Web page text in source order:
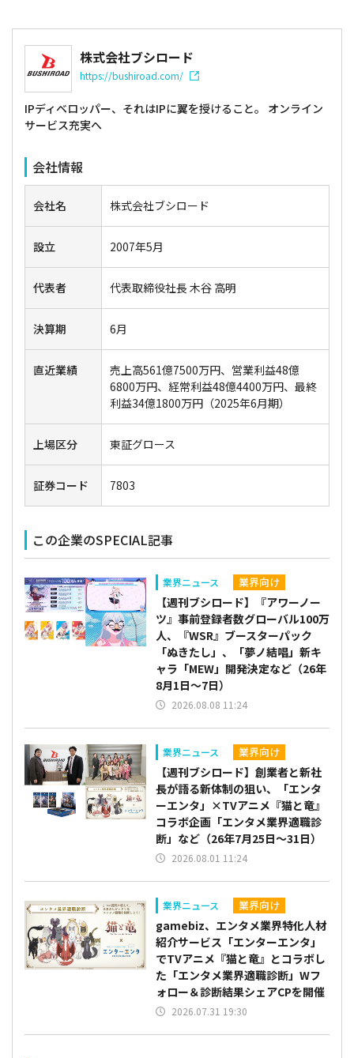
株式会社ブシロード
https://bushiroad.com/
IPディベロッパー、それはIPに翼を授けること。 オンライン
サービス充実へ
会社情報
会社名 株式会社ブシロード
設立 2007年5月
代表者 代表取締役社長 木谷 高明
決算期 6月
直近業績
売上高561億7500万円、営業利益48億
6800万円、経常利益48億4400万円、最終
利益34億1800万円（2025年6月期）
上場区分 東証グロース
証券コード 7803
この企業のSPECIAL記事
業界ニュース 業界向け
【週刊ブシロード】『アワーノー
ツ』事前登録者数グローバル100万
人、『WSR』ブースターパック
「ぬきたし」、「夢ノ結唱」新キ
ャラ「MEW」開発決定など（26年
8月1日～7日）
2026.08.08 11:24
業界ニュース 業界向け
【週刊ブシロード】創業者と新社
長が語る新体制の狙い、「エンタ
ーエンタ」×TVアニメ『猫と竜』
コラボ企画「エンタメ業界適職診
断」など（26年7月25日～31日）
2026.08.01 11:24
業界ニュース 業界向け
gamebiz、エンタメ業界特化人材
紹介サービス「エンターエンタ」
でTVアニメ『猫と竜』とコラボし
た「エンタメ業界適職診断」Wフ
ォロー＆診断結果シェアCPを開催
2026.07.31 19:30